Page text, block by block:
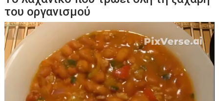
του οργανισμού
Πρόγραμμα
Αναπαραγωγής
Βίντεο